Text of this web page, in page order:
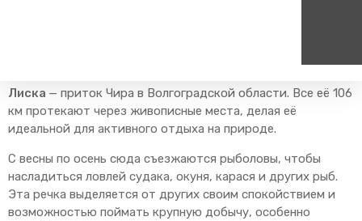
Пассажирам
Справочник
Режим работы билетных
касс
Тарифы и льготы
Способы оплаты проезда
Туризм
Самостоятельные
Групповые маршруты
Единый номер вызова экстренных служб
Лиска — приток Чира в Волгоградской области. Все её 106
км протекают через живописные места, делая её
идеальной для активного отдыха на природе.
С весны по осень сюда съезжаются рыболовы, чтобы
насладиться ловлей судака, окуня, карася и других рыб.
Эта речка выделяется от других своим спокойствием и
возможностью поймать крупную добычу, особенно